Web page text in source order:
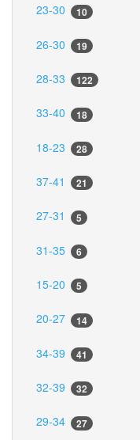
23-30 10
26-30 19
28-33 122
33-40 18
18-23 28
37-41 21
27-31 5
31-35 6
15-20 5
20-27 14
34-39 41
32-39 32
29-34 27